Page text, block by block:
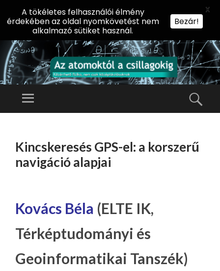
AZ
KT
CS
IL
LA
G
O
Előadássorozat
Természettudományi
Menü
TARTALOMHOZ
Kincskeresés GPS-el: a korszerű
navigáció alapjai
Kovács Béla (ELTE IK,
Térképtudományi és
Geoinformatikai Tanszék)
A tökéletes felhasználói élmény
érdekében az oldal nyomkövetést nem
alkalmazó sütiket használ.
Bezár!
X